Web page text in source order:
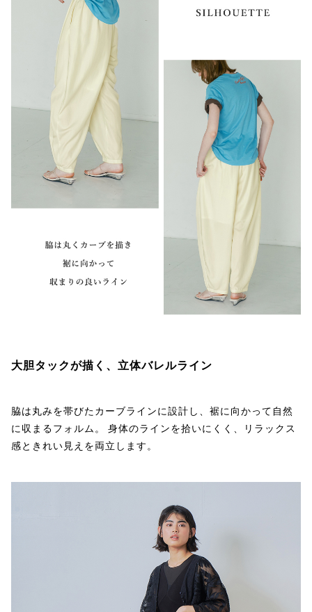
大胆タックが描く、立体バレルライン
脇は丸みを帯びたカーブラインに設計し、裾に向かって自然
に収まるフォルム。 身体のラインを拾いにくく、リラックス
感ときれい見えを両立します。